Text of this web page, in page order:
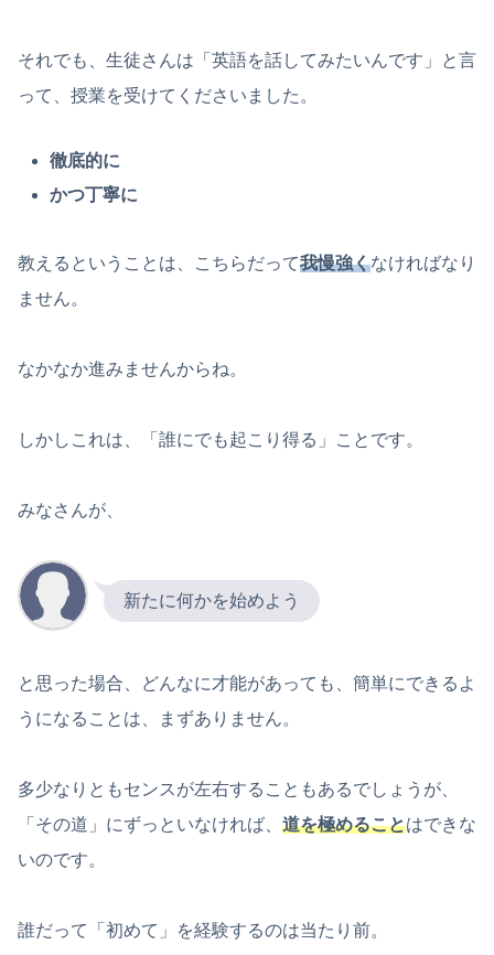
それでも、生徒さんは「英語を話してみたいんです」と言
って、授業を受けてくださいました。
徹底的に
かつ丁寧に
教えるということは、こちらだって我慢強くなければなり
ません。
なかなか進みませんからね。
しかしこれは、「誰にでも起こり得る」ことです。
みなさんが、
新たに何かを始めよう
と思った場合、どんなに才能があっても、簡単にできるよ
うになることは、まずありません。
多少なりともセンスが左右することもあるでしょうが、
「その道」にずっといなければ、 道を極めることはできな
いのです。
誰だって「初めて」を経験するのは当たり前。